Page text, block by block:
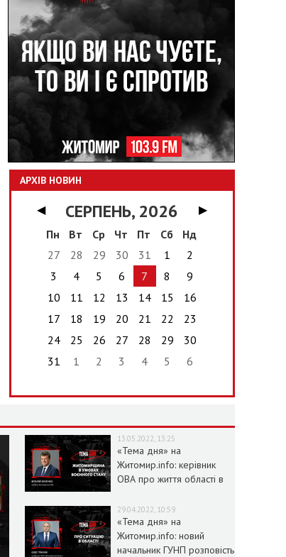
АРХІВ НОВИН
◀ СЕРПЕНЬ, 2026
▶
Пн
Вт Ср Чт Пт Сб
Нд
27
28 29 30 31 1
2
3
4 5 6 7 8
9
10
11 12 13 14 15
16
17
18 19 20 21 22
23
24
25 26 27 28 29
30
31
1 2 3 4 5 6
13.05.2022, 13:25
«Тема дня» на
Житомир.info: керівник
ОВА про життя області в
29.04.2022, 10:59
«Тема дня» на
Житомир.info: новий
начальник ГУНП розповість